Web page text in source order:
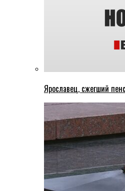
Ярославец, сжегший